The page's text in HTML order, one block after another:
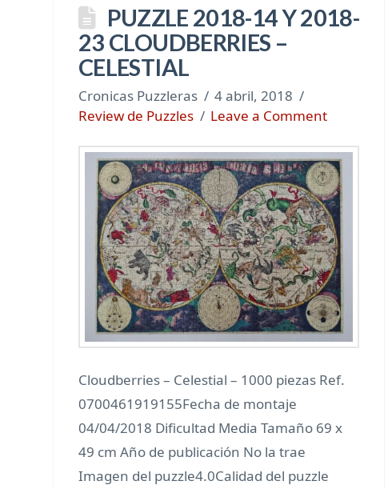
PUZZLE 2018-14 Y 2018-
23 CLOUDBERRIES –
CELESTIAL
Cronicas Puzzleras
4 abril, 2018
Review de Puzzles
Leave a Comment
Cloudberries – Celestial – 1000 piezas Ref.
0700461919155Fecha de montaje
04/04/2018 Dificultad Media Tamaño 69 x
49 cm Año de publicación No la trae
Imagen del puzzle4.0Calidad del puzzle